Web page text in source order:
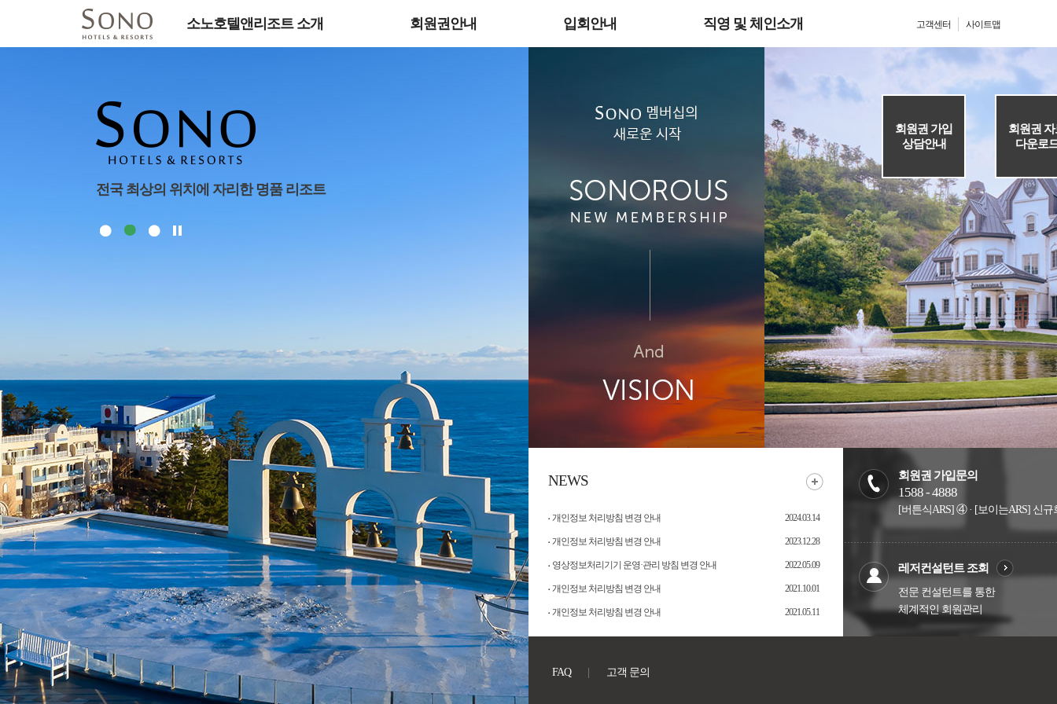
고객센터 사이트맵
소노호텔앤리조트 소개 회원권안내 입회안내 직영 및 체인소개
전국 최상의 위치에 자리한 명품 리조트
회원권 가입
상담안내
회원권 자
다운로
NEWS
개인정보 처리방침 변경 안내 2024.03.14
개인정보 처리방침 변경 안내 2023.12.28
영상정보처리기기 운영·관리 방침 변경 안내 2022.05.09
개인정보 처리방침 변경 안내 2021.10.01
개인정보 처리방침 변경 안내 2021.05.11
회원권 가입문의
1588 - 4888
[버튼식ARS] ④ · [보이는ARS] 신규
레저컨설턴트 조회
전문 컨설턴트를 통한
체계적인 회원관리
FAQ 고객 문의